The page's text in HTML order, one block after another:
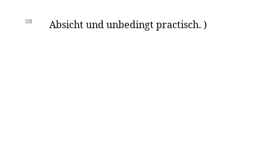
08 Absicht und unbedingt practisch. )